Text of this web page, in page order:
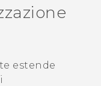
estende